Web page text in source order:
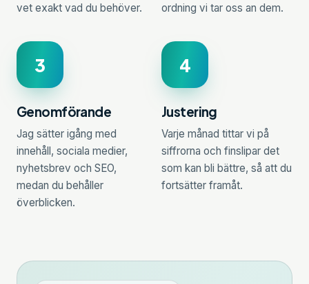
vet exakt vad du behöver.
ordning vi tar oss an dem.
3
Genomförande
Jag sätter igång med
innehåll, sociala medier,
nyhetsbrev och SEO,
medan du behåller
överblicken.
4
Justering
Varje månad tittar vi på
siffrorna och finslipar det
som kan bli bättre, så att du
fortsätter framåt.